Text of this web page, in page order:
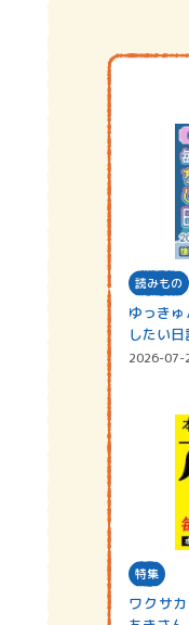
読みもの
ゆっき
したい
2026-07-
特集
ワクサ